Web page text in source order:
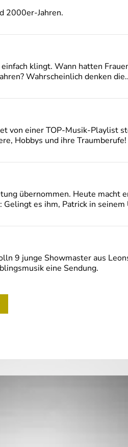
2000er-Jahren.
klingt. Wann hatten
Wahrscheinlich denken
von einer TOP-Musik-Playlist
Hobbys und ihre Traumberufe!
übernommen. Heute macht
es ihm, Patrick in seinem
9 junge Showmaster aus
eine Sendung.